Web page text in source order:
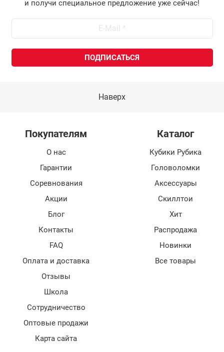
и получи специальное предложение уже сейчас!
Наверх
Покупателям
О нас
Гарантии
Соревнования
Акции
Блог
Контакты
FAQ
Оплата и доставка
Отзывы
Школа
Сотрудничество
Оптовые продажи
Карта сайта
Каталог
Кубики Рубика
Головоломки
Аксессуары
Скиллтои
Хит
Распродажа
Новинки
Все товары